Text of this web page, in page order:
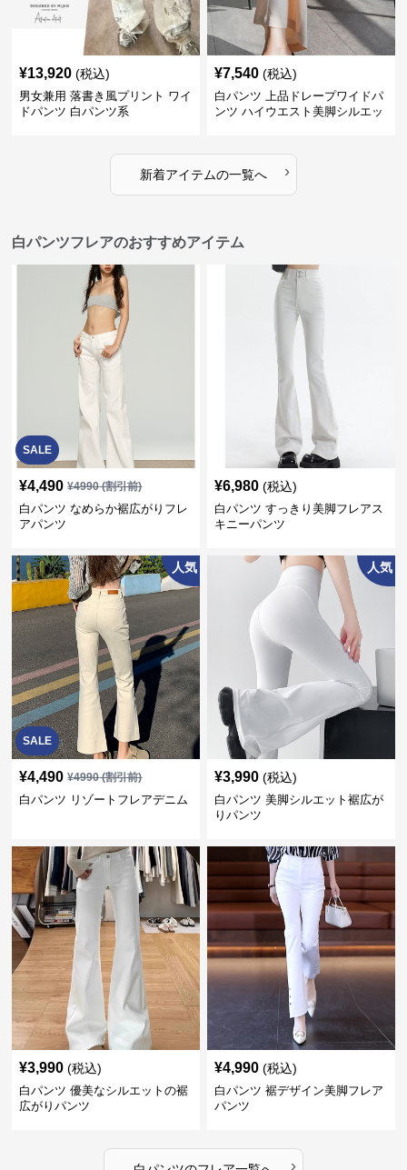
¥13,920 (税込)
男女兼用 落書き風プリント ワイ
ドパンツ 白パンツ系
¥7,540 (税込)
白パンツ 上品ドレープワイドパ
ンツ ハイウエスト美脚シルエッ
新着アイテムの一覧へ ›
白パンツフレアのおすすめアイテム
SALE
¥4,490 ¥4990(割引前)
白パンツ なめらか裾広がりフレ
アパンツ
¥6,980 (税込)
白パンツ すっきり美脚フレアス
キニーパンツ
SALE
人気
¥4,490 ¥4990(割引前)
白パンツ リゾートフレアデニム
人気
¥3,990 (税込)
白パンツ 美脚シルエット裾広が
りパンツ
¥3,990 (税込)
白パンツ 優美なシルエットの裾
広がりパンツ
¥4,990 (税込)
白パンツ 裾デザイン美脚フレア
パンツ
›